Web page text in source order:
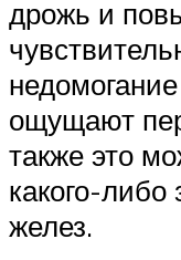
дрожь и
ощущают
также это
какого-
желез.